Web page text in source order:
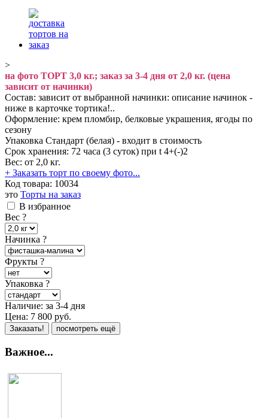
>
на фото ТОРТ 3,0 кг.; заказ за 3-4 дня от 2,0 кг. (цена
зависит от начинки)
Состав: зависит от выбранной начинки: описание начинок -
ниже в карточке тортика!..
Оформление: крем пломбир, белковые украшения, ягоды по
сезону
Упаковка Стандарт (белая) - входит в стоимость
Срок хранения: 72 часа (3 суток) при t 4+(-)2
Вес: от 2,0 кг.
+ Заказать торт по своему фото...
Код товара: 10034
это Торты на заказ
В избранное
Вес ?
Начинка ?
Фрукты ?
Упаковка ?
Наличие: за 3-4 дня
Цена: 7 800 руб.
Заказать! посмотреть ещё
Важное...